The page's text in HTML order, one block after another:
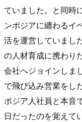
ていました。と同時
ンボジアに纏わるイ
活を運営していまし
の人材育成に携わり
会社へジョインしま
で飛び込み営業をし
ボジア人社員と本音
日だったのを覚えて